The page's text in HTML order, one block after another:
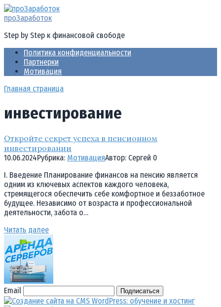
Перейти
к
проЗаработок
Step by Step к финансовой свободе
Политика конфиденциальности
Партнерки
Мотивация
Главная страница
инвестирование
Откройте секрет успеха в пенсионном
инвестировании
10.06.2024Рубрика: МотивацияАвтор: Cергей 0
I. Введение Планирование финансов на пенсию является
одним из ключевых аспектов каждого человека,
стремящегося обеспечить себе комфортное и беззаботное
будущее. Независимо от возраста и профессиональной
деятельности, забота о…
Читать далее
Email Подписаться